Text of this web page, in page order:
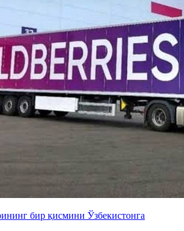
бир қисмини Ўзбекистонга